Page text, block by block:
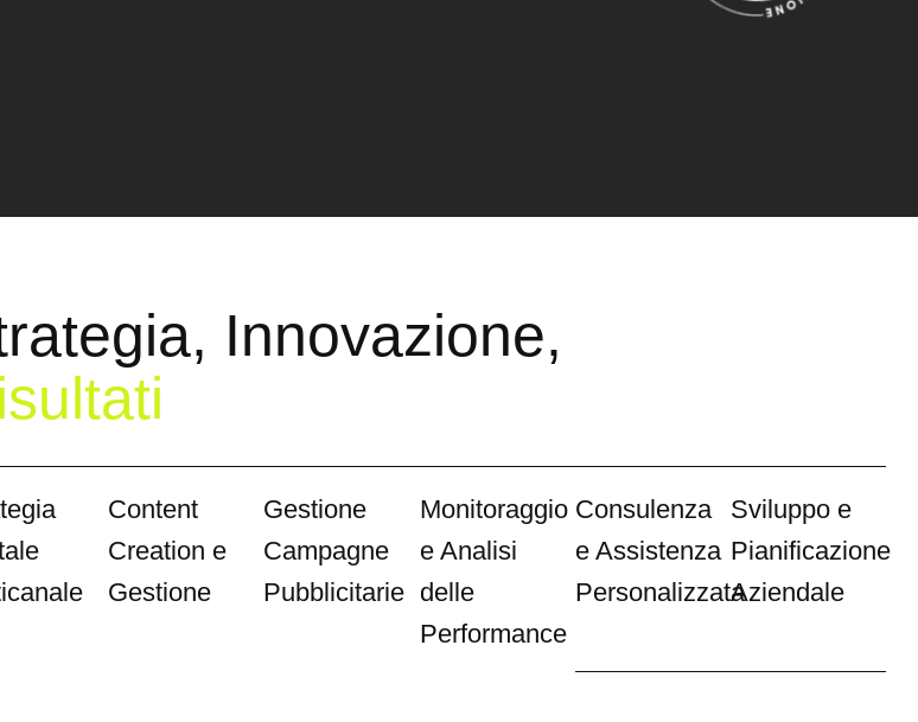
Innovazione,
Content
Creation e
Gestione
Gestione
Campagne
Pubblicitarie
Monitoraggio
e Analisi
delle
Performance
Consulenza
e Assistenza
Personalizzata
Sviluppo e
Pianificazione
Aziendale